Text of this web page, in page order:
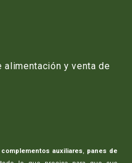
alimentación y venta de
complementos auxiliares, panes de